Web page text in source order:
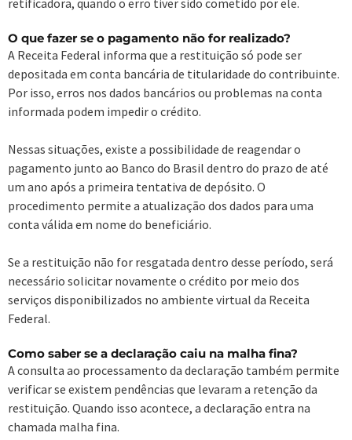
O que fazer se o pagamento não for realizado?
A Receita Federal informa que a restituição só pode ser
depositada em conta bancária de titularidade do contribuinte.
Por isso, erros nos dados bancários ou problemas na conta
informada podem impedir o crédito.
Nessas situações, existe a possibilidade de reagendar o
pagamento junto ao Banco do Brasil dentro do prazo de até
um ano após a primeira tentativa de depósito. O
procedimento permite a atualização dos dados para uma
conta válida em nome do beneficiário.
Se a restituição não for resgatada dentro desse período, será
necessário solicitar novamente o crédito por meio dos
serviços disponibilizados no ambiente virtual da Receita
Federal.
Como saber se a declaração caiu na malha fina?
A consulta ao processamento da declaração também permite
verificar se existem pendências que levaram a retenção da
restituição. Quando isso acontece, a declaração entra na
chamada malha fina.